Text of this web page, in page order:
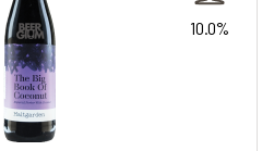
10.0%